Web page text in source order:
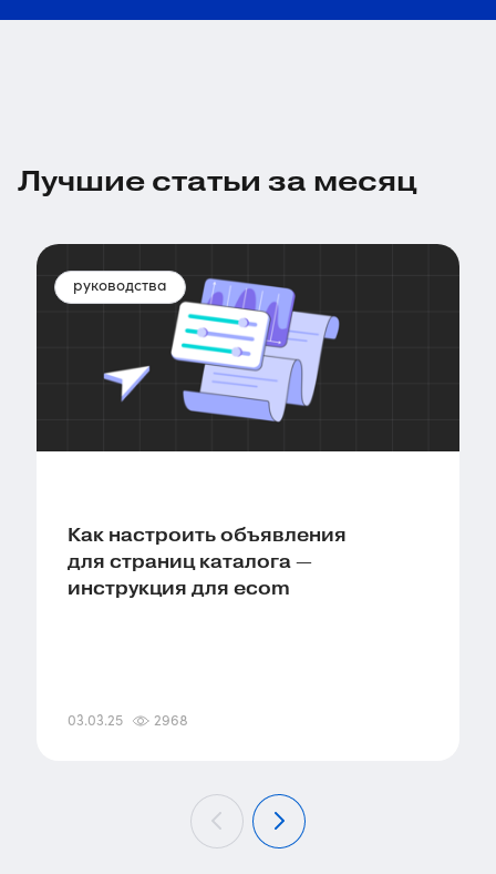
Лучшие статьи за месяц
руководства
Как настроить объявления
для страниц каталога —
инструкция для ecom
03.03.25 2968